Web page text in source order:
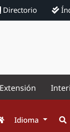
Directorio
Idioma